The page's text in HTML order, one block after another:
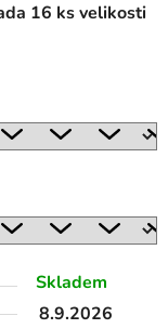
16 ks velikosti
Skladem
8.9.2026